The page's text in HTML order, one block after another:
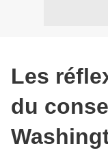
Les
du